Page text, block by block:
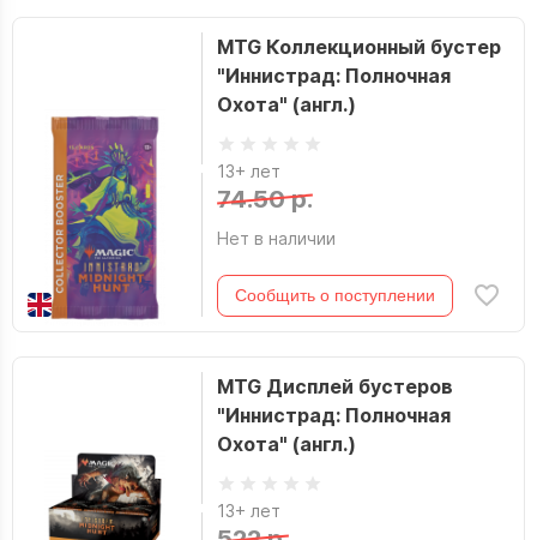
MTG Коллекционный бустер
"Иннистрад: Полночная
Охота" (англ.)
13+ лет
74.50 р.
Нет в наличии
Сообщить о поступлении
MTG Дисплей бустеров
"Иннистрад: Полночная
Охота" (англ.)
13+ лет